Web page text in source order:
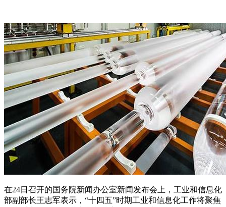
在24日召开的国务院新闻办公室新闻发布会上，工业和信息化
部副部长王志军表示，“十四五”时期工业和信息化工作将聚焦